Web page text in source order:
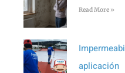
Read More »
aplicación